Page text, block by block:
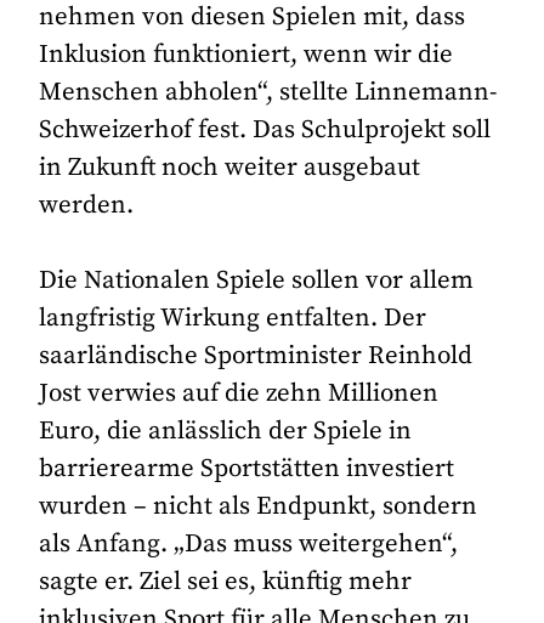
nehmen von diesen Spielen mit, dass
Inklusion funktioniert, wenn wir die
Menschen abholen“, stellte Linnemann-
Schweizerhof fest. Das Schulprojekt soll
in Zukunft noch weiter ausgebaut
werden.
Die Nationalen Spiele sollen vor allem
langfristig Wirkung entfalten. Der
saarländische Sportminister Reinhold
Jost verwies auf die zehn Millionen
Euro, die anlässlich der Spiele in
barrierearme Sportstätten investiert
wurden – nicht als Endpunkt, sondern
als Anfang. „Das muss weitergehen“,
sagte er. Ziel sei es, künftig mehr